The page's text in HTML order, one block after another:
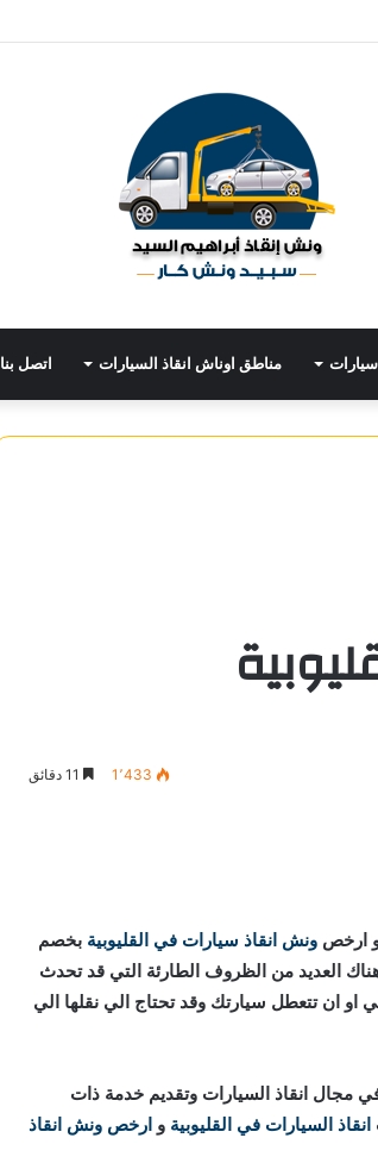
مناطق اوناش انقاذ السيارات اتصل بنا
1٬433
ارخص ونش انقاذ سيارات في القليوبية بخصم
العديد من الظروف الطارئة التي قد تحدث
ان تتعطل سيارتك وقد تحتاج الي نقلها الي
مجال انقاذ السيارات وتقديم خدمة ذات
انقاذ السيارات في القليوبية و ارخص ونش انقاذ